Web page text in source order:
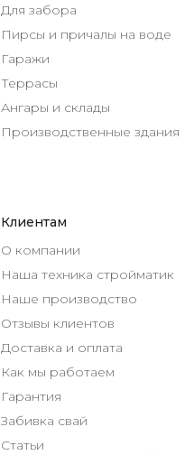
Для забора
Пирсы и причалы на воде
Гаражи
Террасы
Ангары и склады
Производственные здания
Клиентам
О компании
Наша техника стройматик
Наше производство
Отзывы клиентов
Доставка и оплата
Как мы работаем
Гарантия
Забивка свай
Статьи